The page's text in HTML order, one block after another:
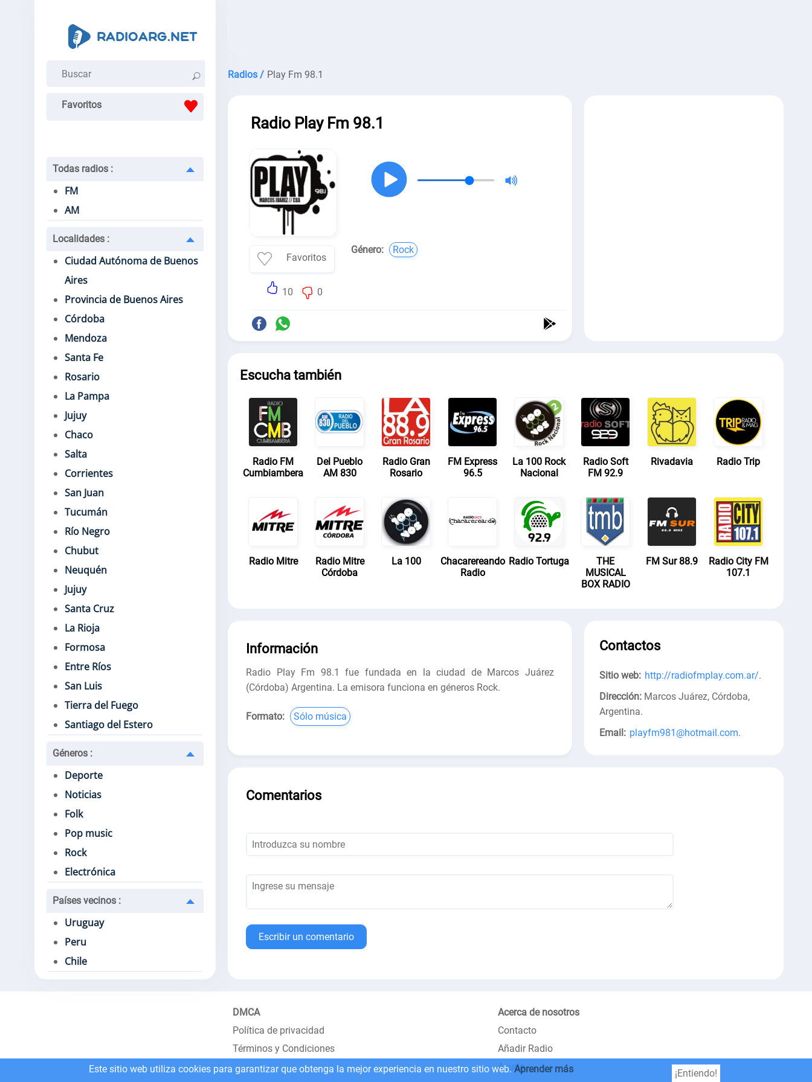
Favoritos
Todas radios :
FM
AM
Localidades :
Ciudad Autónoma de Buenos
Aires
Provincia de Buenos Aires
Córdoba
Mendoza
Santa Fe
Rosario
La Pampa
Jujuy
Chaco
Salta
Corrientes
San Juan
Tucumán
Río Negro
Chubut
Neuquén
Jujuy
Santa Cruz
La Rioja
Formosa
Entre Ríos
San Luis
Tierra del Fuego
Santiago del Estero
Géneros :
Deporte
Noticias
Folk
Pop music
Rock
Electrónica
Países vecinos :
Uruguay
Peru
Chile
Radios / Play Fm 98.1
Radio Play Fm 98.1
Favoritos
10 0
Género: Rock
Escucha también
Radio FM
Cumbiambera
Del Pueblo
AM 830
Radio Gran
Rosario
FM Express
96.5
La 100 Rock
Nacional
Radio Soft
FM 92.9
Rivadavia Radio Trip
Radio Mitre
Radio Mitre
Córdoba
La 100
Chacarereando
Radio
Radio Tortuga
THE
MUSICAL
BOX RADIO
FM Sur 88.9
Radio City FM
107.1
Información
Radio Play Fm 98.1 fue fundada en la ciudad de Marcos Juárez
(Córdoba) Argentina. La emisora funciona en géneros Rock.
Formato: Sólo música
Contactos
Sitio web: http://radiofmplay.com.ar/.
Dirección: Marcos Juárez, Córdoba,
Argentina.
Email: playfm981@hotmail.com.
Comentarios
Escribir un comentario
DMCA
Política de privacidad
Términos y Condiciones
Acerca de nosotros
Contacto
Añadir Radio
Ayuda
Este sitio web utiliza cookies para garantizar que obtenga la mejor experiencia en nuestro sitio web.Aprender más ¡Entiendo!